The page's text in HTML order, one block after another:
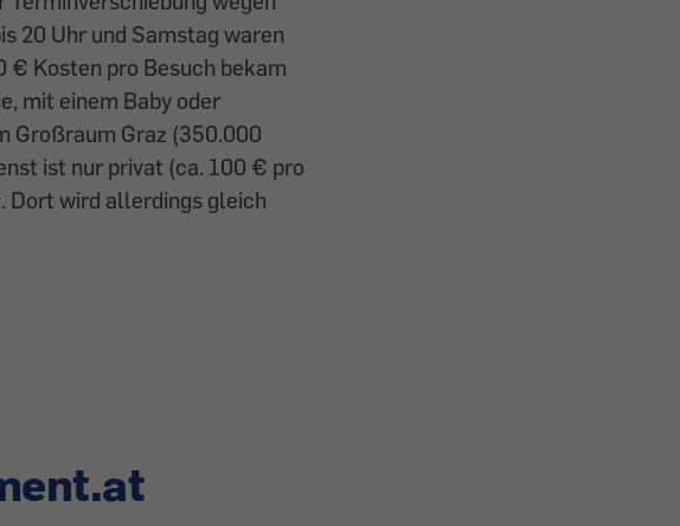
20 Uhr und Samstag waren
€ Kosten pro Besuch bekam
mit einem Baby oder
Großraum Graz (350.000
ist nur privat (ca. 100 € pro
Dort wird allerdings gleich